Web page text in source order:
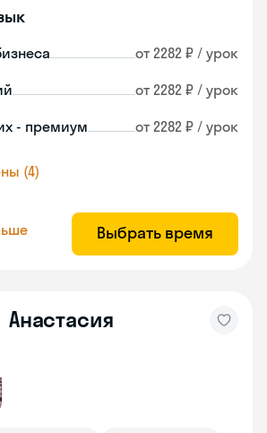
от 2282 ₽ / урок
от 2282 ₽ / урок
- премиум от 2282 ₽ / урок
(4)
Выбрать время
Анастасия